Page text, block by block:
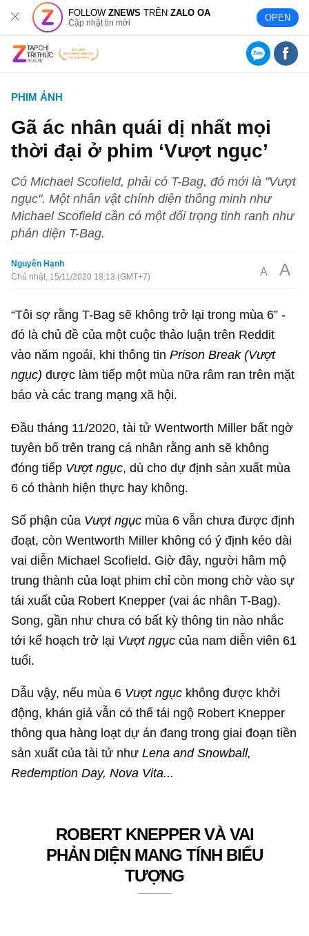
FOLLOWZNEWS TRÊNZALO OA
Cập nhật tin mới OPEN
PHIM ẢNH
Gã ác nhân quái dị nhất mọi
thời đại ở phim ‘Vượt ngục’
Có Michael Scofield, phải có T-Bag, đó mới là "Vượt
ngục". Một nhân vật chính diện thông minh như
Michael Scofield cần có một đối trọng tinh ranh như
phản diện T-Bag.
Nguyên Hạnh
Chủ nhật, 15/11/2020 18:13 (GMT+7)
A A
“Tôi sợ rằng T-Bag sẽ không trở lại trong mùa 6” -
đó là chủ đề của một cuộc thảo luận trên Reddit
vào năm ngoái, khi thông tinPrison Break (Vượt
ngục) được làm tiếp một mùa nữa râm ran trên mặt
báo và các trang mạng xã hội.
Đầu tháng 11/2020, tài tử Wentworth Miller bất ngờ
tuyên bố trên trang cá nhân rằng anh sẽ không
đóng tiếp Vượt ngục, dù cho dự định sản xuất mùa
6 có thành hiện thực hay không.
Số phận của Vượt ngục mùa 6 vẫn chưa được định
đoạt, còn Wentworth Miller không có ý định kéo dài
vai diễn Michael Scofield. Giờ đây, người hâm mộ
trung thành của loạt phim chỉ còn mong chờ vào sự
tái xuất của Robert Knepper (vai ác nhân T-Bag).
Song, gần như chưa có bất kỳ thông tin nào nhắc
tới kế hoạch trở lại Vượt ngụccủa nam diễn viên 61
tuổi.
Dẫu vậy, nếu mùa 6 Vượt ngục không được khởi
động, khán giả vẫn có thể tái ngộ Robert Knepper
thông qua hàng loạt dự án đang trong giai đoạn tiền
sản xuất của tài tử như Lena and Snowball,
Redemption Day, Nova Vita...
ROBERT KNEPPER VÀ VAI
PHẢN DIỆN MANG TÍNH BIỂU
TƯỢNG